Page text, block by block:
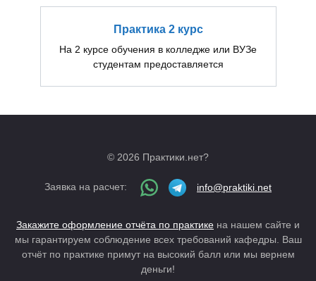
Практика 2 курс
На 2 курсе обучения в колледже или ВУЗе
студентам предоставляется
© 2026 Практики.нет?
Заявка на расчет: info@praktiki.net
Закажите оформление отчёта по практике на нашем сайте и
мы гарантируем соблюдение всех требований кафедры. Ваш
отчёт по практике примут на высокий балл или мы вернем
деньги!